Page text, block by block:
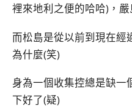
裡來地利之便的哈哈)，
而松島是從以前到現在經
為什麼(笑)
身為一個收集控總是缺一
下好了(疑)